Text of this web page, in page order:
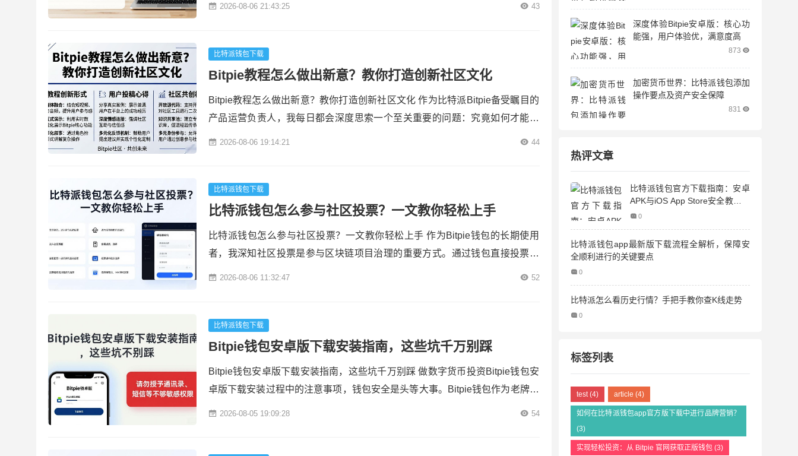
程。当我初次接触比特派钱包时，习惯率先浏览帮助...
2026-08-06 21:43:25 43
比特派钱包下载
Bitpie教程怎么做出新意？教你打造创新社区文化
Bitpie教程怎么做出新意？教你打造创新社区文化 作为比特派Bitpie备受瞩目的
产品运营负责人，我每日都会深度思索一个至关重要的问题：究竟如何才能让
温度、洋溢着活力的社区，在这个...
2026-08-06 19:14:21 44
比特派钱包下载
比特派钱包怎么参与社区投票？一文教你轻松上手
比特派钱包怎么参与社区投票？一文教你轻松上手 作为Bitpie钱包的长期使用
者，我深知社区投票是参与区块链项目治理的重要方式。通过钱包直接投票，
包怎么参与社区...
2026-08-06 11:32:47 52
比特派钱包下载
Bitpie钱包安卓版下载安装指南，这些坑千万别踩
Bitpie钱包安卓版下载安装指南，这些坑千万别踩 做数字货币投资Bitpie钱包安
卓版下载安装过程中的注意事项，钱包安全是头等大事。Bitpie钱包作为老牌的
2026-08-05 19:09:28 54
深度体验Bitpie安卓版：核心功
能强，用户体验优，满意度高
873
加密货币世界：比特派钱包添加
操作要点及资产安全保障
831
热评文章
比特派钱包官方下载指南：安卓
APK与iOS App Store安全教程，
守护数字资产第一步
0
比特派钱包app最新版下载流程全解析，保障安
全顺利进行的关键要点
0
比特派怎么看历史行情？手把手教你查K线走势
0
标签列表
test(4) article (4)
如何在比特派钱包app官方版下载中进行品牌营销？
(3)
实现轻松投资：从 Bitpie 官网获取正版钱包(3)